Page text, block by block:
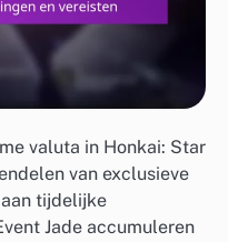
valuta in Honkai: Star
van exclusieve
tijdelijke
Jade accumuleren